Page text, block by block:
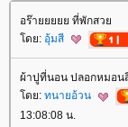
อร๊ายยยยย ที่พักสว
ดย: อุ้มสี
ผ้าปูที่นอน ปลอกหมอน
ดย: ทนายอ้วน
13:08:08 น.